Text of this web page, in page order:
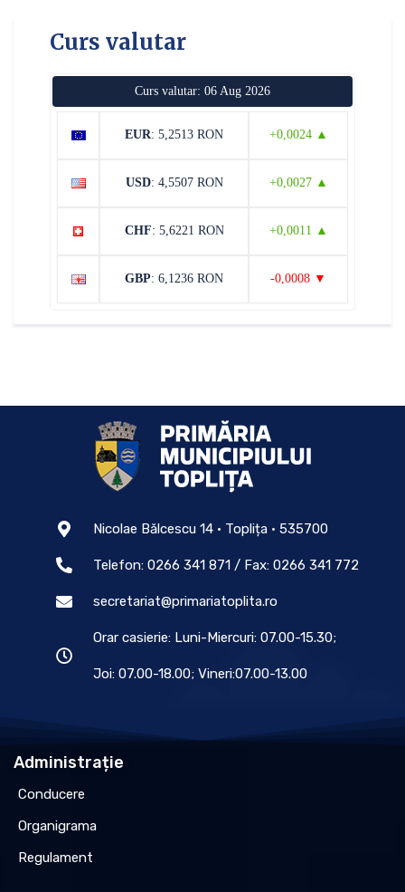
Curs valutar
Curs valutar: 06 Aug 2026
EUR: 5,2513 RON +0,0024 ▲
USD: 4,5507 RON +0,0027 ▲
CHF: 5,6221 RON +0,0011 ▲
GBP: 6,1236 RON -0,0008 ▼
Nicolae Bălcescu 14 • Toplița • 535700
Telefon: 0266 341 871 / Fax: 0266 341 772
secretariat@primariatoplita.ro
Orar casierie: Luni-Miercuri: 07.00-15.30;
Joi: 07.00-18.00; Vineri:07.00-13.00
Administrație
Conducere
Organigrama
Regulament